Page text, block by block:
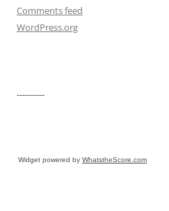
Comments feed
WordPress.org
----------
Widget powered by WhatstheScore.com